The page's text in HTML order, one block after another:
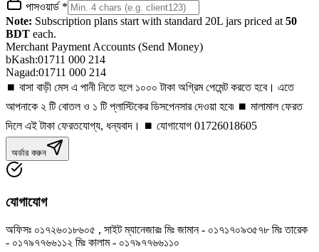
পাসওয়ার্ড *
Note: Subscription plans start with standard 20L jars priced at 50
BDT each.
Merchant Payment Accounts (Send Money)
bKash:01711 000 214
Nagad:01711 000 214
⏹️ বাসা বাড়ী মেস এ পানী নিতে হলে ১০০০ টাকা অগ্রিম পেমেন্ট করতে হবে। এতে
আপনাকে ২ টি বোতল ও ১ টি প্লাস্টিকের ডিসপেনসার দেওয়া হবে৷ ⏹️ মালামাল ফেরত
দিলে এই টাকা ফেরতযোগ্য, ধন্যবাদ। ⏹️ যোগাযোগ 01726018605
অর্ডার করুন
যোগাযোগ
অফিসঃ ০১৭২৬০১৮৬০৫ , সাইট ম্যানেজারঃ মিঃ জামান - ০১৭১৭০৯৩৫৭৮ মিঃ তারেক
- ০১৭৯৭৭৬৬১১২ মিঃ কালাম - ০১৭৯৭৭৬৬১১০